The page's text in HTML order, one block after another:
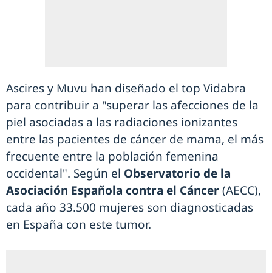
Ascires y Muvu han diseñado el top Vidabra
para contribuir a "superar las afecciones de la
piel asociadas a las radiaciones ionizantes
entre las pacientes de cáncer de mama, el más
frecuente entre la población femenina
occidental". Según el Observatorio de la
Asociación Española contra el Cáncer(AECC),
cada año 33.500 mujeres son diagnosticadas
en España con este tumor.